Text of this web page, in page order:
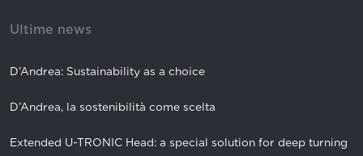
Ultime news
D’Andrea: Sustainability as a choice
D’Andrea, la sostenibilità come scelta
Extended U-TRONIC Head: a special solution for deep turning